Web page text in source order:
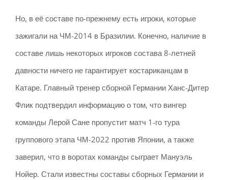
Но, в её составе по-прежнему есть игроки, которые
зажигали на ЧМ-2014 в Бразилии. Конечно, наличие в
составе лишь некоторых игроков состава 8-летней
давности ничего не гарантирует костариканцам в
Катаре. Главный тренер сборной Германии Ханс-Дитер
Флик подтвердил информацию о том, что вингер
команды Лерой Сане пропустит матч 1-го тура
группового этапа ЧМ-2022 против Японии, а также
заверил, что в воротах команды сыграет Мануэль
Нойер. Стали известны составы сборных Германии и